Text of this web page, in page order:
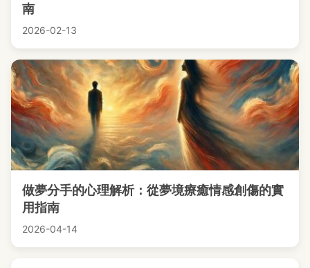
南
2026-02-13
做夢分手的心理解析：從夢境療癒情感創傷的實
用指南
2026-04-14